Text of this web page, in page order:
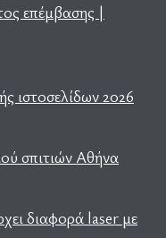
επέμβασης |
ιστοσελίδων 2026
σπιτιών Αθήνα
διαφορά laser με